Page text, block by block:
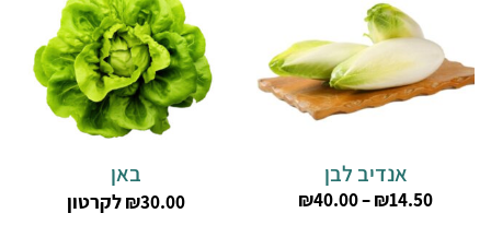
אנדיב לבן
₪14.50
–
₪40.00
באן
₪30.00 לקרטון